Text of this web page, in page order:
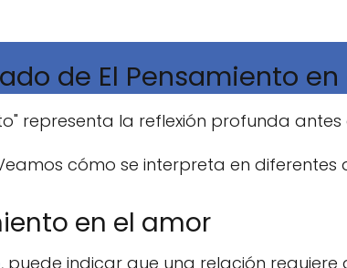
de El Pensamiento
representa la reflexión profunda
cómo se interpreta en diferentes
en el amor
, puede indicar que una relación